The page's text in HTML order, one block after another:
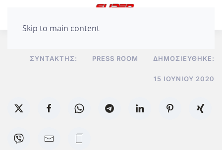
Skip to main content
ΣΥΝΤΆΚΤΗΣ: PRESS ROOM ΔΗΜΟΣΙΕΎΘΗΚΕ:
15 ΙΟΥΝΊΟΥ 2020